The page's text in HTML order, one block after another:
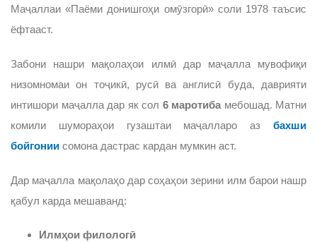
Маҷаллаи «Паёми донишгоҳи омӯзгорӣ» соли 1978 таъсис
ёфтааст.
Забони нашри мақолаҳои илмӣ дар маҷалла мувофиқи
низомномаи он тоҷикӣ, русӣ ва англисӣ буда, даврияти
интишори маҷалла дар як сол 6 маротиба мебошад. Матни
комили шумораҳои гузаштаи маҷалларо аз бахши
бойгонии сомона дастрас кардан мумкин аст.
Дар маҷалла мақолаҳо дар соҳаҳои зерини илм барои нашр
қабул карда мешаванд:
Илмҳои филологӣ